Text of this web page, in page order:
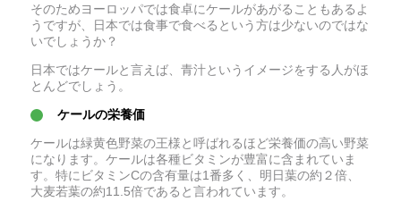
そのためヨーロッパでは食卓にケールがあがることもあるよ
うですが、日本では食事で食べるという方は少ないのではな
いでしょうか？
日本ではケールと言えば、青汁というイメージをする人がほ
とんどでしょう。
ケールの栄養価
ケールは緑黄色野菜の王様と呼ばれるほど栄養価の高い野菜
になります。ケールは各種ビタミンが豊富に含まれていま
す。特にビタミンCの含有量は1番多く、明日葉の約２倍、
大麦若葉の約11.5倍であると言われています。